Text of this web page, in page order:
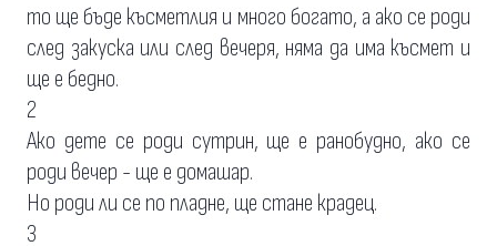
то ще бъде късметлия и много богато, а ако се роди
след закуска или след вечеря, няма да има късмет и
ще е бедно.
2
Ако дете се роди сутрин, ще е ранобудно, ако се
роди вечер - ще е домашар.
Но роди ли се по пладне, ще стане крадец.
3